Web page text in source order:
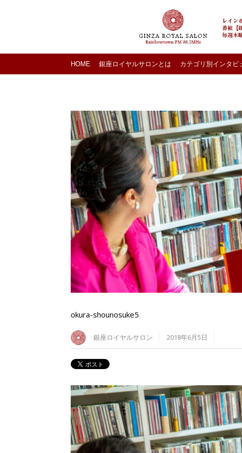
HOME 銀座ロイヤルサロンとは カテゴリ別インタビ
okura-shounosuke5
銀座ロイヤルサロン 2018年6月5日